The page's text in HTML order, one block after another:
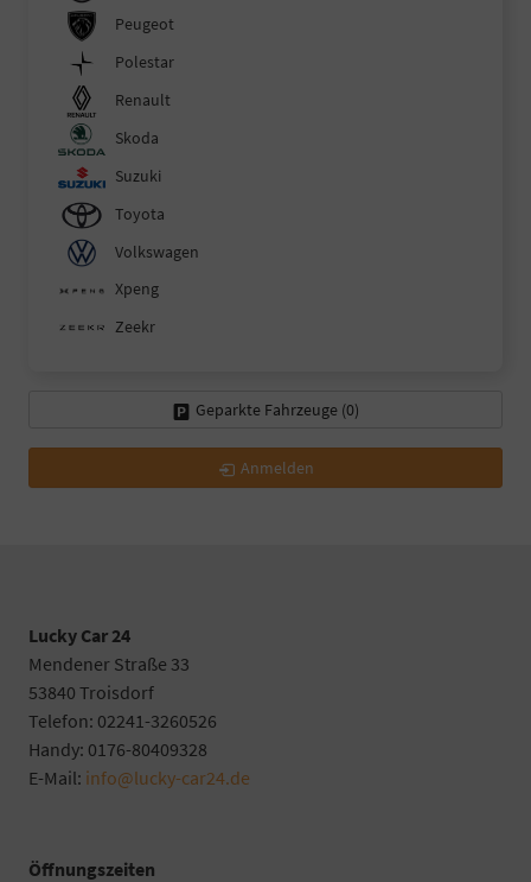
Peugeot
Polestar
Renault
Skoda
Suzuki
Toyota
Volkswagen
Xpeng
Zeekr
Geparkte Fahrzeuge (0)
Anmelden
Lucky Car 24
Mendener Straße 33
53840 Troisdorf
Telefon: 02241-3260526
Handy: 0176-80409328
E-Mail: info@lucky-car24.de
Öffnungszeiten